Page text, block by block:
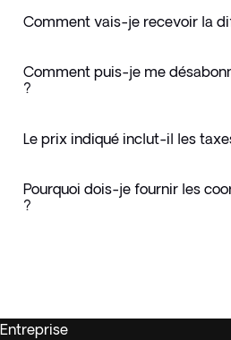
Comment vais-je recevoir la
Comment puis-je me
?
Le prix indiqué inclut-il les
Pourquoi dois-je fournir les
?